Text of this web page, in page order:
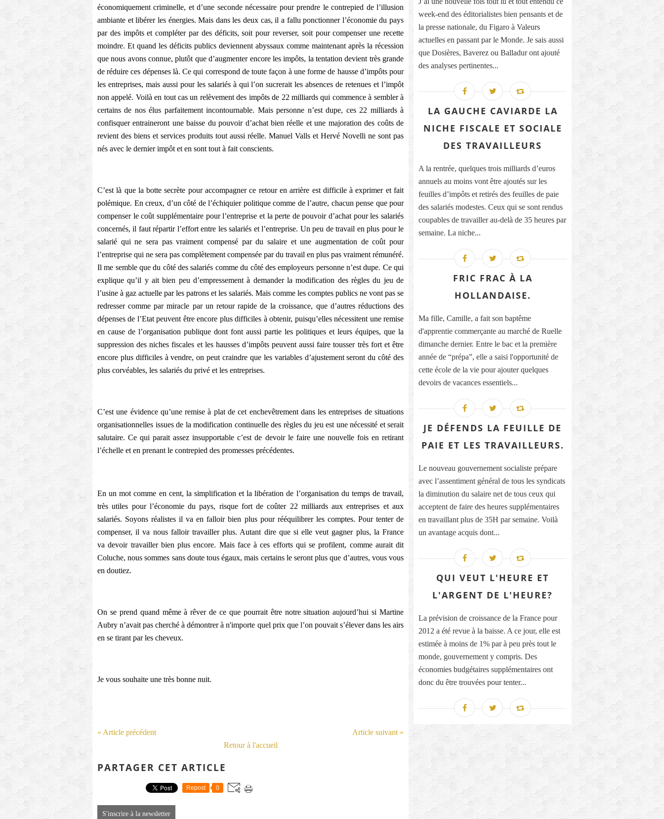
économiquement criminelle, et d’une seconde nécessaire pour prendre le contrepied de l’illusion
ambiante et libérer les énergies. Mais dans les deux cas, il a fallu ponctionner l’économie du pays
par des impôts et compléter par des déficits, soit pour reverser, soit pour compenser une recette
moindre. Et quand les déficits publics deviennent abyssaux comme maintenant après la récession
que nous avons connue, plutôt que d’augmenter encore les impôts, la tentation devient très grande
de réduire ces dépenses là. Ce qui correspond de toute façon à une forme de hausse d’impôts pour
les entreprises, mais aussi pour les salariés à qui l’on sucrerait les absences de retenues et l’impôt
non appelé. Voilà en tout cas un relèvement des impôts de 22 milliards qui commence à sembler à
certains de nos élus parfaitement incontournable. Mais personne n’est dupe, ces 22 milliards à
confisquer entraineront une baisse du pouvoir d’achat bien réelle et une majoration des coûts de
revient des biens et services produits tout aussi réelle. Manuel Valls et Hervé Novelli ne sont pas
nés avec le dernier impôt et en sont tout à fait conscients.
C’est là que la botte secrète pour accompagner ce retour en arrière est difficile à exprimer et fait
polémique. En creux, d’un côté de l’échiquier politique comme de l’autre, chacun pense que pour
compenser le coût supplémentaire pour l’entreprise et la perte de pouvoir d’achat pour les salariés
concernés, il faut répartir l’effort entre les salariés et l’entreprise. Un peu de travail en plus pour le
salarié qui ne sera pas vraiment compensé par du salaire et une augmentation de coût pour
l’entreprise qui ne sera pas complètement compensée par du travail en plus pas vraiment rémunéré.
Il me semble que du côté des salariés comme du côté des employeurs personne n’est dupe. Ce qui
explique qu’il y ait bien peu d’empressement à demander la modification des règles du jeu de
l’usine à gaz actuelle par les patrons et les salariés. Mais comme les comptes publics ne vont pas se
redresser comme par miracle par un retour rapide de la croissance, que d’autres réductions des
dépenses de l’Etat peuvent être encore plus difficiles à obtenir, puisqu’elles nécessitent une remise
en cause de l’organisation publique dont font aussi partie les politiques et leurs équipes, que la
suppression des niches fiscales et les hausses d’impôts peuvent aussi faire tousser très fort et être
encore plus difficiles à vendre, on peut craindre que les variables d’ajustement seront du côté des
plus corvéables, les salariés du privé et les entreprises.
C’est une évidence qu’une remise à plat de cet enchevêtrement dans les entreprises de situations
organisationnelles issues de la modification continuelle des règles du jeu est une nécessité et serait
salutaire. Ce qui parait assez insupportable c’est de devoir le faire une nouvelle fois en retirant
l’échelle et en prenant le contrepied des promesses précédentes.
En un mot comme en cent, la simplification et la libération de l’organisation du temps de travail,
très utiles pour l’économie du pays, risque fort de coûter 22 milliards aux entreprises et aux
salariés. Soyons réalistes il va en falloir bien plus pour rééquilibrer les comptes. Pour tenter de
compenser, il va nous falloir travailler plus. Autant dire que si elle veut gagner plus, la France
va devoir travailler bien plus encore. Mais face à ces efforts qui se profilent, comme aurait dit
Coluche, nous sommes sans doute tous égaux, mais certains le seront plus que d’autres, vous vous
en doutiez.
On se prend quand même à rêver de ce que pourrait être notre situation aujourd’hui si Martine
Aubry n’avait pas cherché à démontrer à n'importe quel prix que l’on pouvait s’élever dans les airs
en se tirant par les cheveux.
Je vous souhaite une très bonne nuit.
« Article précédent
Article suivant »
Retour à l'accueil
PARTAGER CET ARTICLE
Repost 0
S'inscrire à la newsletter
week-end des éditorialistes bien pensants et de
la presse nationale, du Figaro à Valeurs
actuelles en passant par le Monde. Je sais aussi
que Dosières, Baverez ou Balladur ont ajouté
des analyses pertinentes...
LA GAUCHE CAVIARDE LA
NICHE FISCALE ET SOCIALE
DES TRAVAILLEURS
A la rentrée, quelques trois milliards d’euros
annuels au moins vont être ajoutés sur les
feuilles d’impôts et retirés des feuilles de paie
des salariés modestes. Ceux qui se sont rendus
coupables de travailler au-delà de 35 heures par
semaine. La niche...
FRIC FRAC À LA
HOLLANDAISE.
Ma fille, Camille, a fait son baptême
d'apprentie commerçante au marché de Ruelle
dimanche dernier. Entre le bac et la première
année de “prépa”, elle a saisi l'opportunité de
cette école de la vie pour ajouter quelques
devoirs de vacances essentiels...
JE DÉFENDS LA FEUILLE DE
PAIE ET LES TRAVAILLEURS.
Le nouveau gouvernement socialiste prépare
avec l’assentiment général de tous les syndicats
la diminution du salaire net de tous ceux qui
acceptent de faire des heures supplémentaires
en travaillant plus de 35H par semaine. Voilà
un avantage acquis dont...
QUI VEUT L'HEURE ET
L'ARGENT DE L'HEURE?
La prévision de croissance de la France pour
2012 a été revue à la baisse. A ce jour, elle est
estimée à moins de 1% par à peu près tout le
monde, gouvernement y compris. Des
économies budgétaires supplémentaires ont
donc du être trouvées pour tenter...